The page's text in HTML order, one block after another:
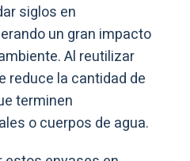
siglos en
un gran impacto
Al reutilizar
reduce la cantidad de
terminen
o cuerpos de agua.